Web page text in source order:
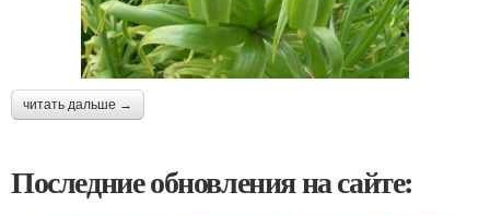
читать дальше →
Последние обновления на сайте: